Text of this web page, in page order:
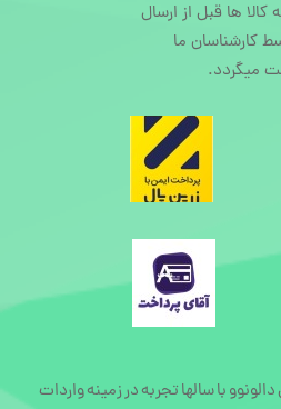
دالونوو با سالها تجربه در زمینه واردات
کالا ها قبل از ارسال
کارشناسان ما
میگردد.